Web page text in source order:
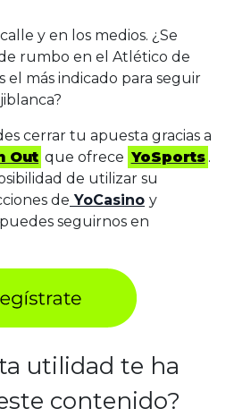
y en los medios. ¿Se
rumbo en el Atlético de
el más indicado para seguir
cerrar tu apuesta gracias a
Out que ofrece YoSports .
de utilizar su
de YoCasino y
seguirnos en
utilidad te ha
contenido?